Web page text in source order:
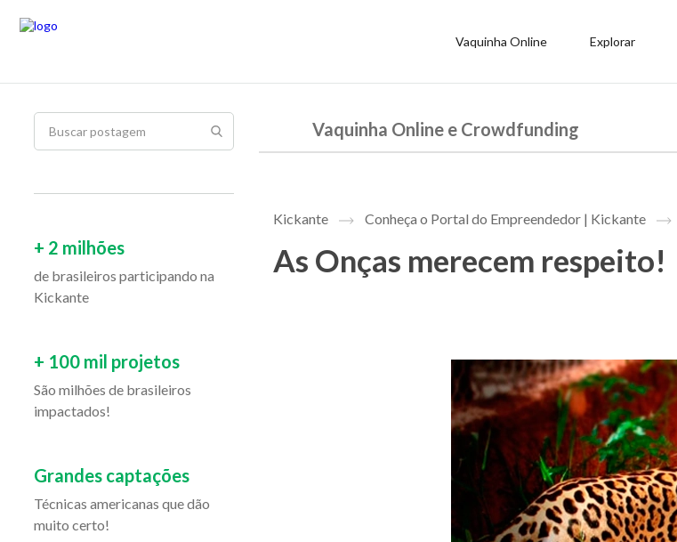
Vaquinha Online Explorar
Vaquinha Online e Crowdfunding
Kickante Conheça o Portal do Empreendedor | Kickante
As Onças merecem respeito!
+ 2 milhões
de brasileiros participando na
Kickante
+ 100 mil projetos
São milhões de brasileiros
impactados!
Grandes captações
Técnicas americanas que dão
muito certo!